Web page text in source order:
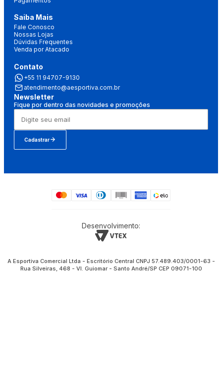
Saiba Mais
Fale Conosco
Nossas Lojas
Dúvidas Frequentes
Venda por Atacado
Contato
+55 11 94707-9130
atendimento@aesportiva.com.br
Newsletter
Fique por dentro das novidades e promoções
Cadastrar
Desenvolvimento:
A Esportiva Comercial Ltda - Escritório Central CNPJ 57.489.403/0001-63 -
Rua Silveiras, 468 - Vl. Guiomar - Santo André/SP CEP 09071-100